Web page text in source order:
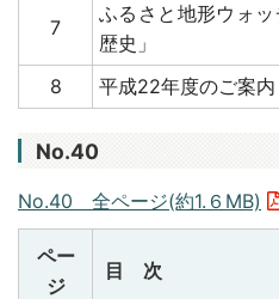
7
ふるさと地形ウォ
歴史」
8
平成22年度のご案内
No.40
No.40 全ページ(約1.６MB)
ペー
ジ
目 次